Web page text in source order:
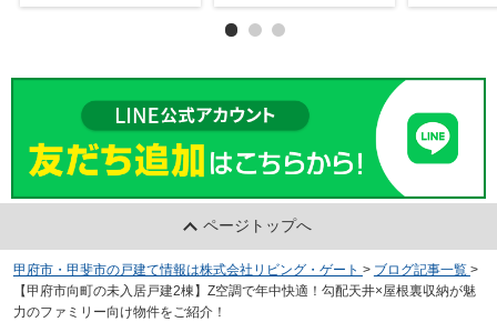
ページトップへ
甲府市・甲斐市の戸建て情報は株式会社リビング・ゲート > ブログ記事一覧 >
【甲府市向町の未入居戸建2棟】Z空調で年中快適！勾配天井×屋根裏収納が魅
力のファミリー向け物件をご紹介！